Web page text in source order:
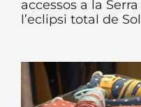
accessos a la
l’eclipsi total de Sol